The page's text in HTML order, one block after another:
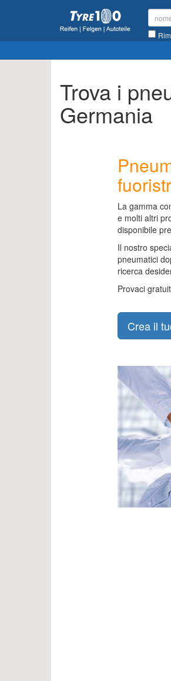
Trova i
Germania
La gamma
e molti altri
disponibile
Il nostro
pneumatici
ricerca
Provaci
Crea il